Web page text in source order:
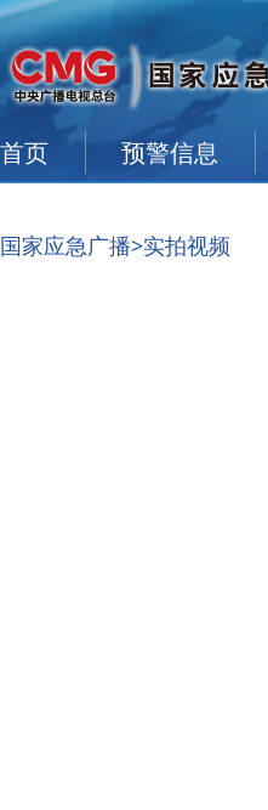
首页 预警信息
国家应急广播>实拍视频